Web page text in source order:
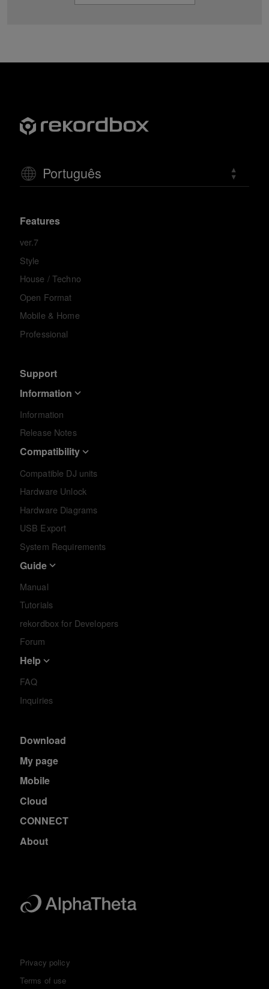
Português
Features
ver.7
Style
House / Techno
Open Format
Mobile & Home
Professional
Support
Information
Information
Release Notes
Compatibility
Compatible DJ units
Hardware Unlock
Hardware Diagrams
USB Export
System Requirements
Guide
Manual
Tutorials
rekordbox for Developers
Forum
Help
FAQ
Inquiries
Download
My page
Mobile
Cloud
CONNECT
About
Privacy policy
Terms of use